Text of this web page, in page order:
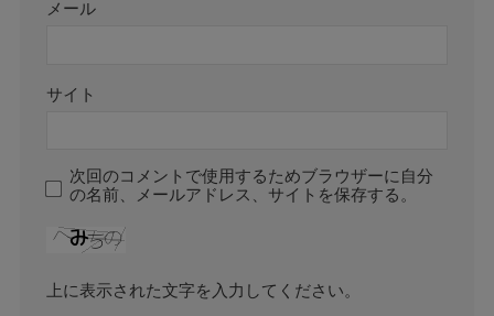
メール
サイト
次回のコメントで使用するためブラウザーに自分
の名前、メールアドレス、サイトを保存する。
上に表示された文字を入力してください。